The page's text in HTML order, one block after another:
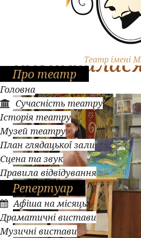
Театр імені
Про театр
Головна
Сучасність театру
Історія театру
Музей театру
План глядацької зали
Сцена та звук
Правила відвідування
Репертуар
Афіша на місяць
Драматичні вистави
Музичні вистави
Виставка